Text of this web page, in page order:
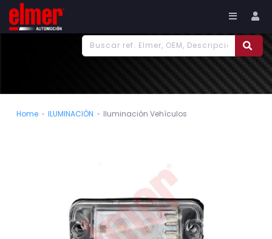
Home ILUMINACIÓN Iluminación Vehículos